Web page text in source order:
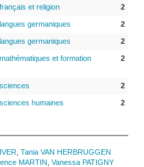
et religion 2
germaniques 2
germaniques 2
et formation
2
2
humaines 2
Tania VAN HERBRUGGEN
MARTIN Vanessa PATIGNY